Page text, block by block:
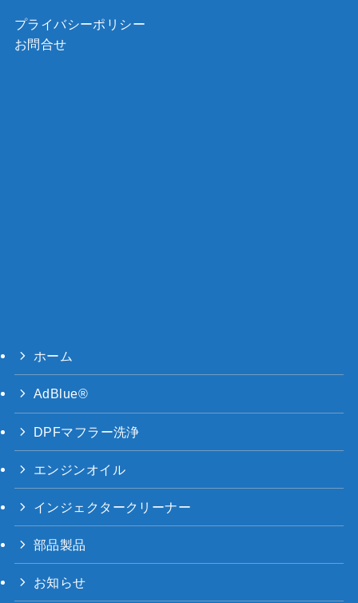
プライバシーポリシー
お問合せ
ホーム
AdBlue®
DPFマフラー洗浄
エンジンオイル
インジェクタークリーナー
部品製品
お知らせ